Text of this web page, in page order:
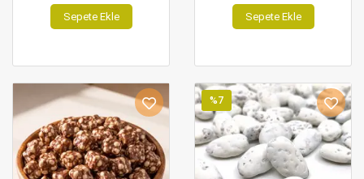
Sepete Ekle Sepete Ekle
%7